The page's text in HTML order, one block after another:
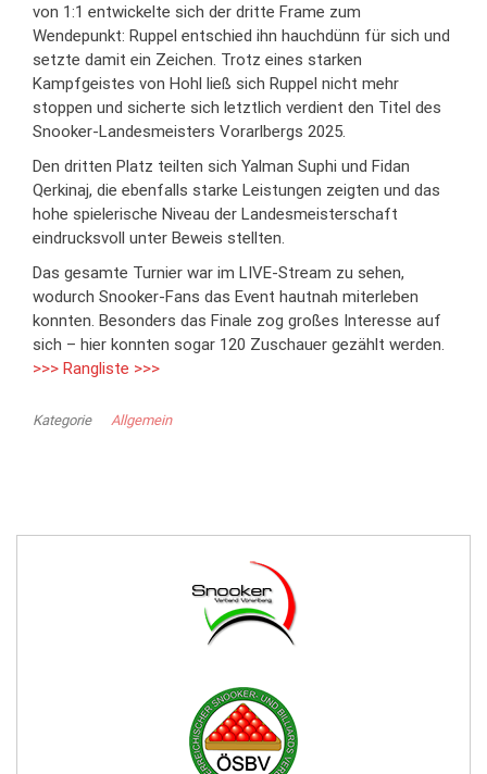
von 1:1 entwickelte sich der dritte Frame zum
Wendepunkt: Ruppel entschied ihn hauchdünn für sich und
setzte damit ein Zeichen. Trotz eines starken
Kampfgeistes von Hohl ließ sich Ruppel nicht mehr
stoppen und sicherte sich letztlich verdient den Titel des
Snooker-Landesmeisters Vorarlbergs 2025.
Den dritten Platz teilten sich Yalman Suphi und Fidan
Qerkinaj, die ebenfalls starke Leistungen zeigten und das
hohe spielerische Niveau der Landesmeisterschaft
eindrucksvoll unter Beweis stellten.
Das gesamte Turnier war im LIVE-Stream zu sehen,
wodurch Snooker-Fans das Event hautnah miterleben
konnten. Besonders das Finale zog großes Interesse auf
sich – hier konnten sogar 120 Zuschauer gezählt werden.
>>> Rangliste >>>
Kategorie Allgemein